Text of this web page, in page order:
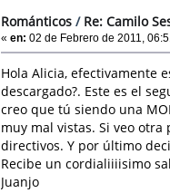
Románticos / Re: Camilo
«en: 02 de Febrero de 2011,
Hola Alicia, efectivamente
descargado?. Este es el
creo que tú siendo una
muy mal vistas. Si veo
directivos. Y por último
Recibe un cordialiiiisimo
Juanjo